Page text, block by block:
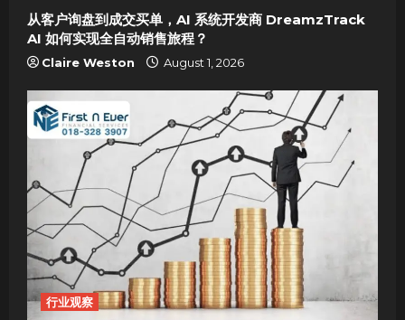
o
n
从客户询盘到成交买单，AI 系统开发商 DreamzTrack
AI 如何实现全自动销售旅程？
Claire Weston August 1, 2026
行业观察